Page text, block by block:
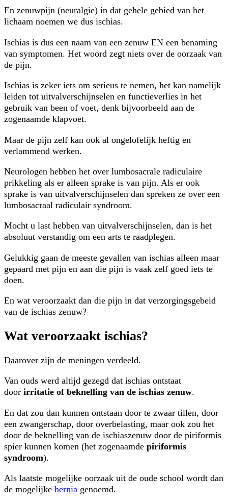
En zenuwpijn (neuralgie) in dat gehele gebied van het
lichaam noemen we dus ischias.
Ischias is dus een naam van een zenuw EN een benaming
van symptomen. Het woord zegt niets over de oorzaak van
de pijn.
Ischias is zeker iets om serieus te nemen, het kan namelijk
leiden tot uitvalverschijnselen en functieverlies in het
gebruik van been of voet, denk bijvoorbeeld aan de
zogenaamde klapvoet.
Maar de pijn zelf kan ook al ongelofelijk heftig en
verlammend werken.
Neurologen hebben het over lumbosacrale radiculaire
prikkeling als er alleen sprake is van pijn. Als er ook
sprake is van uitvalverschijnselen dan spreken ze over een
lumbosacraal radiculair syndroom.
Mocht u last hebben van uitvalverschijnselen, dan is het
absoluut verstandig om een arts te raadplegen.
Gelukkig gaan de meeste gevallen van ischias alleen maar
gepaard met pijn en aan die pijn is vaak zelf goed iets te
doen.
En wat veroorzaakt dan die pijn in dat verzorgingsgebeid
van de ischias zenuw?
Wat veroorzaakt ischias?
Daarover zijn de meningen verdeeld.
Van ouds werd altijd gezegd dat ischias ontstaat
door irritatie of beknelling van de ischias zenuw.
En dat zou dan kunnen ontstaan door te zwaar tillen, door
een zwangerschap, door overbelasting, maar ook zou het
door de beknelling van de ischiaszenuw door de piriformis
spier kunnen komen (het zogenaamde piriformis
syndroom).
Als laatste mogelijke oorzaak uit de oude school wordt dan
de mogelijke hernia genoemd.